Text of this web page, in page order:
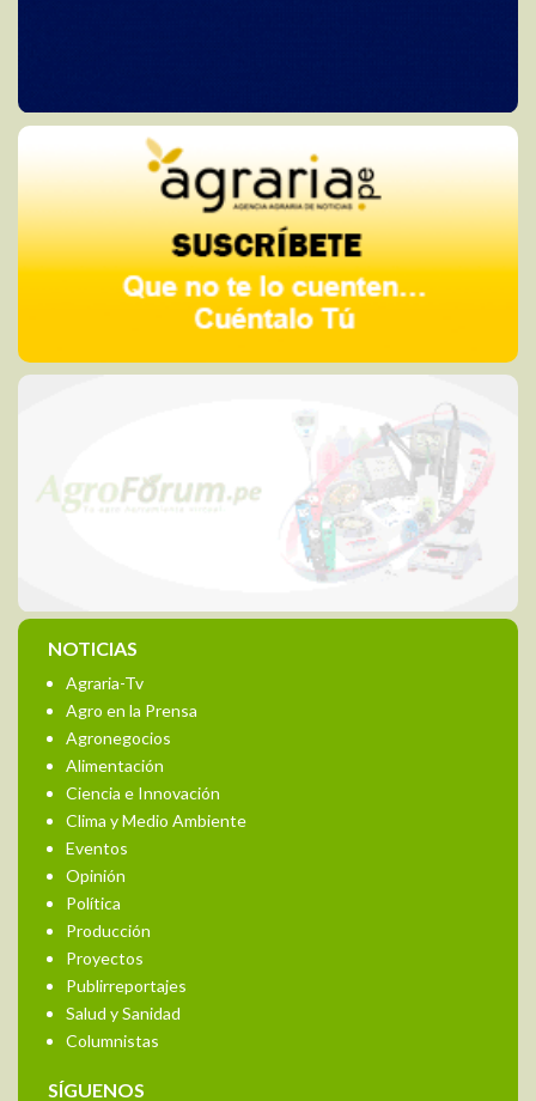
NOTICIAS
Agraria-Tv
Agro en la Prensa
Agronegocios
Alimentación
Ciencia e Innovación
Clima y Medio Ambiente
Eventos
Opinión
Política
Producción
Proyectos
Publirreportajes
Salud y Sanidad
Columnistas
SÍGUENOS